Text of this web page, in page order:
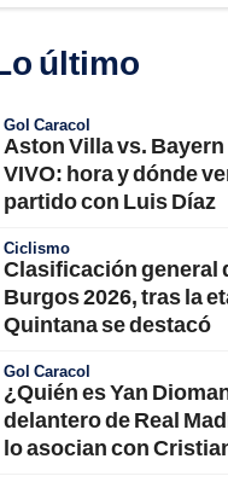
último
Gol Caracol
Aston Villa vs.
VIVO: hora y dónde
partido con Luis Díaz
Ciclismo
Clasificación general
Burgos 2026, tras la
Quintana se destacó
Gol Caracol
¿Quién es Yan
delantero de Real
lo asocian con